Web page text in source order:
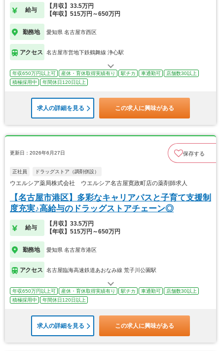
給与
【月収】33.5万円
【年収】515万円～650万円
勤務地 愛知県 名古屋市西区
アクセス 名古屋市営地下鉄鶴舞線 浄心駅
年収650万円以上可 産休・育休取得実績有り 駅チカ 車通勤可
店舗数30以上
積極採用中
年間休日120日以上
求人の詳細を見る この求人に興味がある
更新日：2026年6月27日 保存する
正社員 ドラッグストア（調剤併設）
ウエルシア薬局株式会社 ウエルシア名古屋寛政町店の薬剤師求人
【名古屋市港区】多彩なキャリアパスと子育て支援制
度充実♪高給与のドラッグストアチェーン◎
給与
【月収】33.5万円
【年収】515万円～650万円
勤務地 愛知県 名古屋市港区
アクセス 名古屋臨海高速鉄道あおなみ線 荒子川公園駅
年収650万円以上可 産休・育休取得実績有り 駅チカ 車通勤可
店舗数30以上
積極採用中
年間休日120日以上
求人の詳細を見る この求人に興味がある